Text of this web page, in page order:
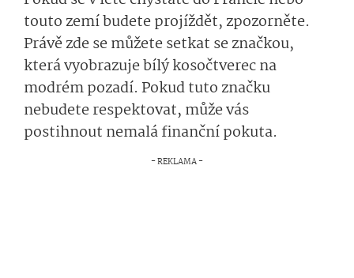
touto zemí budete projíždět, zpozorněte.
Právě zde se můžete setkat se značkou,
která vyobrazuje bílý kosočtverec na
modrém pozadí. Pokud tuto značku
nebudete respektovat, může vás
postihnout nemalá finanční pokuta.